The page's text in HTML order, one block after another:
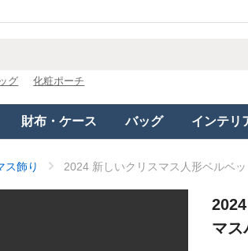
グ 化粧ポーチ
財布・ケース バッグ インテリ
ス飾り 2024 新しいクリスマス人形ベルベ
マス